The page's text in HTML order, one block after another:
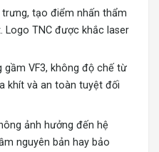
tạo điểm nhấn thẩm
Logo TNC được khắc laser
VF3, không độ chế từ
khít và an toàn tuyệt đối
ảnh hưởng đến hệ
nguyên bản hay bảo